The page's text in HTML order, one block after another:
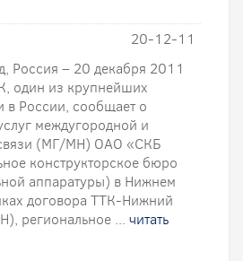
20-12-11
Россия – 20 декабря 2011
один из крупнейших
в России, сообщает о
междугородной и
(МГ/МН) ОАО «СКБ
конструкторское бюро
аппаратуры) в Нижнем
договора ТТК-Нижний
региональное ... читать